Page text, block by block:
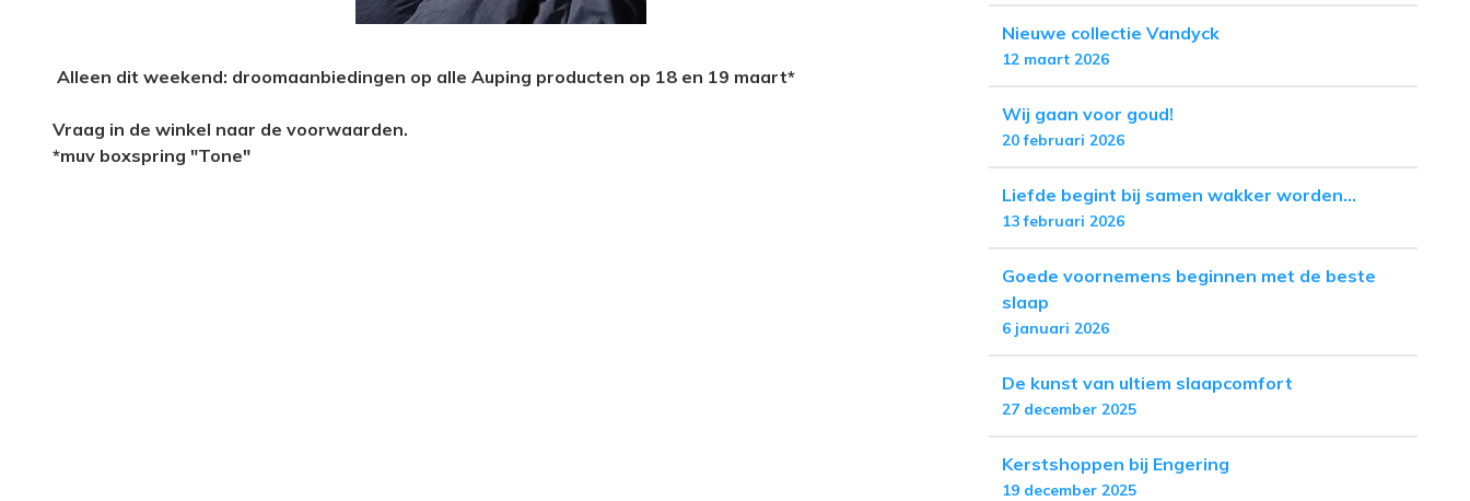
Alleen dit weekend: droomaanbiedingen op alle Auping producten op 18 en 19 maart*
Vraag in de winkel naar de voorwaarden.
*muv boxspring "Tone"
Nieuwe collectie Vandyck
12 maart 2026
Wij gaan voor goud!
20 februari 2026
Liefde begint bij samen wakker worden...
13 februari 2026
Goede voornemens beginnen met de beste
slaap
6 januari 2026
De kunst van ultiem slaapcomfort
27 december 2025
Kerstshoppen bij Engering
19 december 2025